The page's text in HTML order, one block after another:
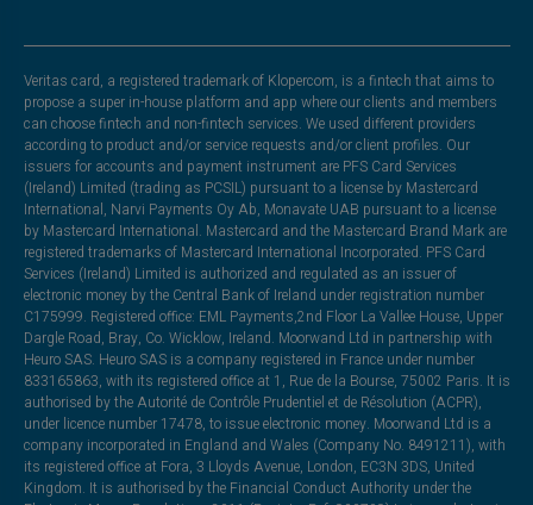
Veritas card, a registered trademark of Klopercom, is a fintech that aims to
propose a super in-house platform and app where our clients and members
can choose fintech and non-fintech services. We used different providers
according to product and/or service requests and/or client profiles. Our
issuers for accounts and payment instrument are PFS Card Services
(Ireland) Limited (trading as PCSIL) pursuant to a license by Mastercard
International, Narvi Payments Oy Ab, Monavate UAB pursuant to a license
by Mastercard International. Mastercard and the Mastercard Brand Mark are
registered trademarks of Mastercard International Incorporated. PFS Card
Services (Ireland) Limited is authorized and regulated as an issuer of
electronic money by the Central Bank of Ireland under registration number
C175999. Registered office: EML Payments,2nd Floor La Vallee House, Upper
Dargle Road, Bray, Co. Wicklow, Ireland. Moorwand Ltd in partnership with
Heuro SAS. Heuro SAS is a company registered in France under number
833165863, with its registered office at 1, Rue de la Bourse, 75002 Paris. It is
authorised by the Autorité de Contrôle Prudentiel et de Résolution (ACPR),
under licence number 17478, to issue electronic money. Moorwand Ltd is a
company incorporated in England and Wales (Company No. 8491211), with
its registered office at Fora, 3 Lloyds Avenue, London, EC3N 3DS, United
Kingdom. It is authorised by the Financial Conduct Authority under the